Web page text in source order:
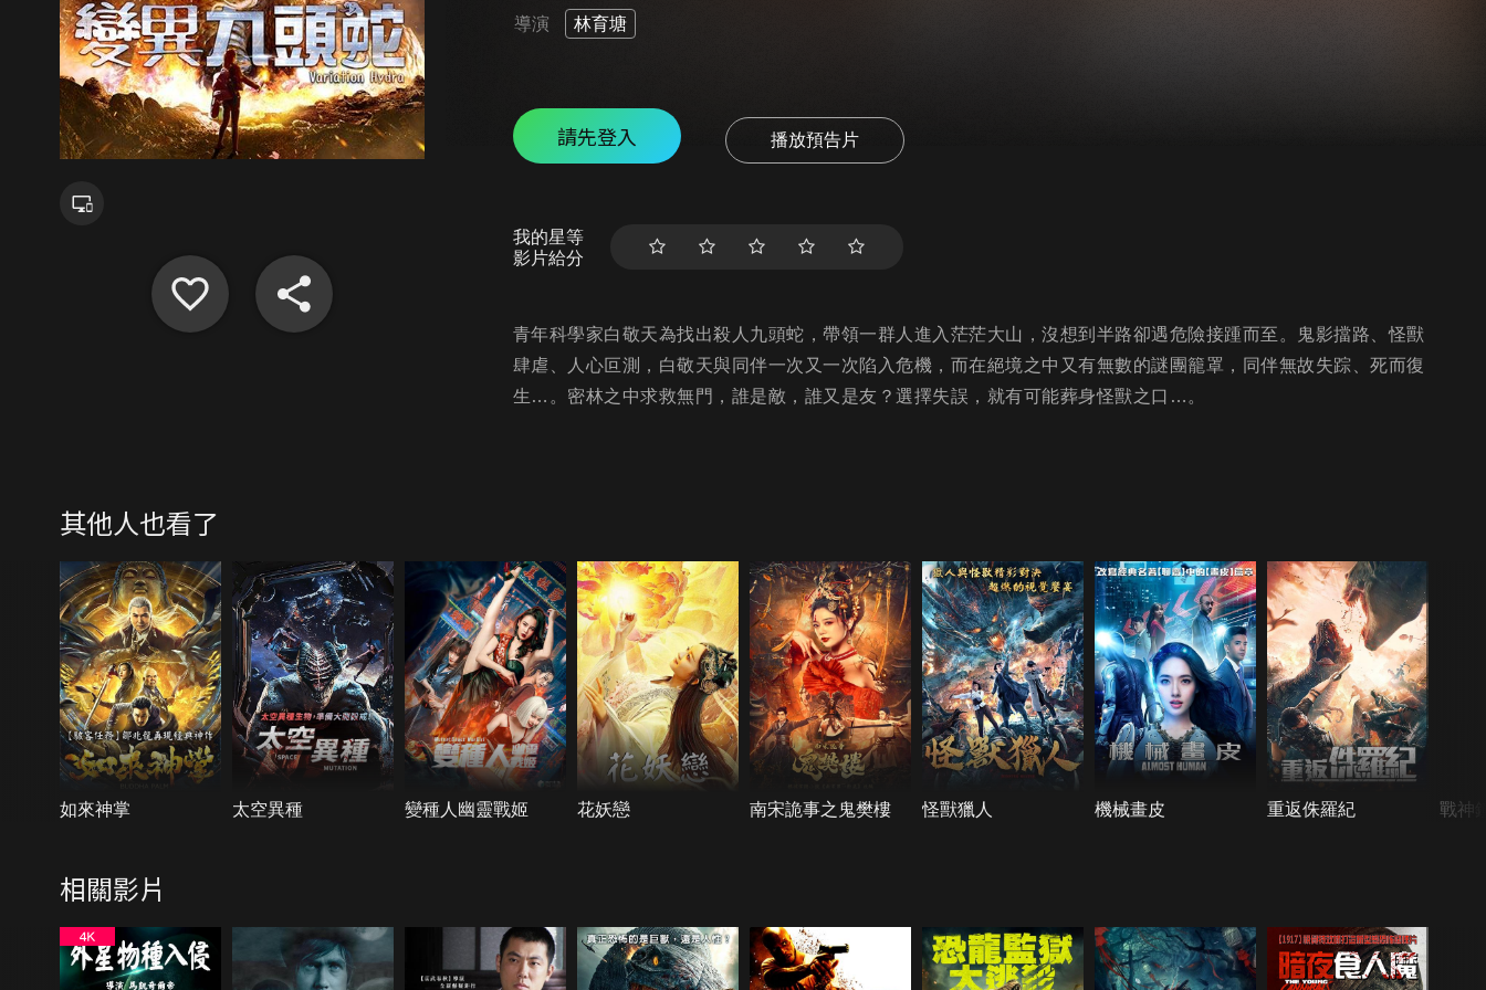
導演 林育塘
請先登入 播放預告片
我的星等
影片給分
青年科學家白敬天為找出殺人九頭蛇，帶領一群人進入茫茫大山，沒想到半路卻遇危險接踵而至。鬼影擋路、怪獸
肆虐、人心叵測，白敬天與同伴一次又一次陷入危機，而在絕境之中又有無數的謎團籠罩，同伴無故失踪、死而復
生…。密林之中求救無門，誰是敵，誰又是友？選擇失誤，就有可能葬身怪獸之口…。
其他人也看了
如來神掌 太空異種 變種人幽靈戰姬 花妖戀 南宋詭事之鬼樊樓 怪獸獵人 機械畫皮 重返侏羅紀 戰神
相關影片